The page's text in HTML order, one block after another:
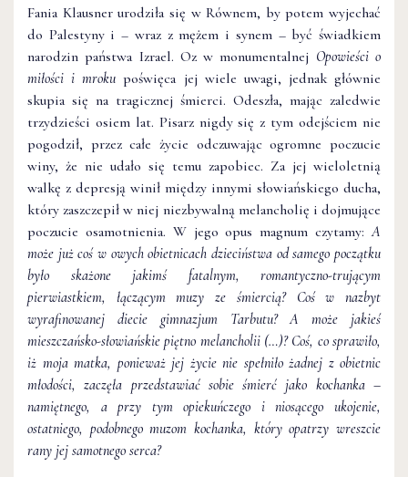
Fania Klausner urodziła się w Równem, by potem wyjechać
do Palestyny i – wraz z mężem i synem – być świadkiem
narodzin państwa Izrael. Oz w monumentalnej Opowieści o
miłości i mroku poświęca jej wiele uwagi, jednak głównie
skupia się na tragicznej śmierci. Odeszła, mając zaledwie
trzydzieści osiem lat. Pisarz nigdy się z tym odejściem nie
pogodził, przez całe życie odczuwając ogromne poczucie
winy, że nie udało się temu zapobiec. Za jej wieloletnią
walkę z depresją winił między innymi słowiańskiego ducha,
który zaszczepił w niej niezbywalną melancholię i dojmujące
poczucie osamotnienia. W jego opus magnum czytamy:A
może już coś w owych obietnicach dzieciństwa od samego początku
było skażone jakimś fatalnym, romantyczno-trującym
pierwiastkiem, łączącym muzy ze śmiercią? Coś w nazbyt
wyrafinowanej diecie gimnazjum Tarbutu? A może jakieś
mieszczańsko-słowiańskie piętno melancholii (…)? Coś, co sprawiło,
iż moja matka, ponieważ jej życie nie spełniło żadnej z obietnic
młodości, zaczęła przedstawiać sobie śmierć jako kochanka –
namiętnego, a przy tym opiekuńczego i niosącego ukojenie,
ostatniego, podobnego muzom kochanka, który opatrzy wreszcie
rany jej samotnego serca?